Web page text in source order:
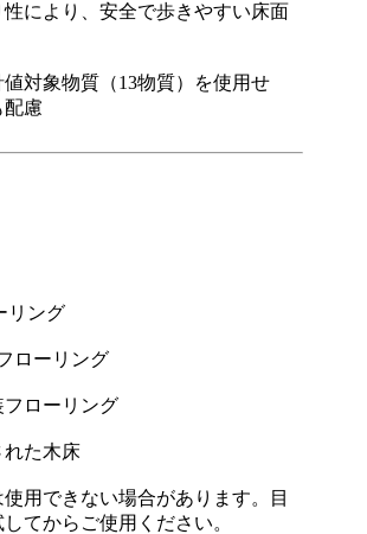
性により、安全で歩きやすい床面
値対象物質（13物質）を使用せ
配慮
リング
ローリング
フローリング
れた木床
用できない場合があります。目
てからご使用ください。